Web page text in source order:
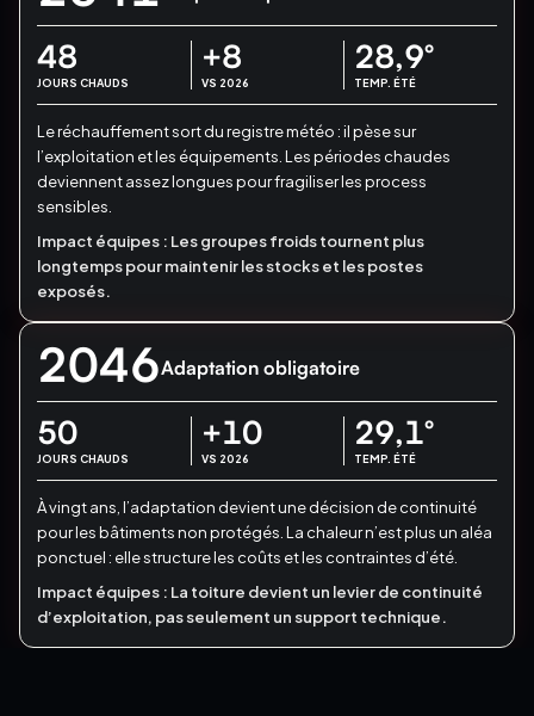
48
JOURS CHAUDS
+8
VS 2026
28,9°
TEMP. ÉTÉ
Le réchauffement sort du registre météo : il pèse sur
l’exploitation et les équipements. Les périodes chaudes
deviennent assez longues pour fragiliser les process
sensibles.
Impact équipes : Les groupes froids tournent plus
longtemps pour maintenir les stocks et les postes
exposés.
2046Adaptation obligatoire
50
JOURS CHAUDS
+10
VS 2026
29,1°
TEMP. ÉTÉ
À vingt ans, l’adaptation devient une décision de continuité
pour les bâtiments non protégés. La chaleur n’est plus un aléa
ponctuel : elle structure les coûts et les contraintes d’été.
Impact équipes : La toiture devient un levier de continuité
d’exploitation, pas seulement un support technique.